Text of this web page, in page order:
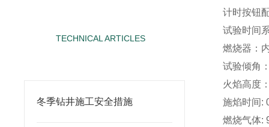
TECHNICAL ARTICLES
冬季钻井施工安全措施
计时按钮
试验时间
燃烧器：
试验倾角
火焰高度
施焰时间:
燃烧气体: